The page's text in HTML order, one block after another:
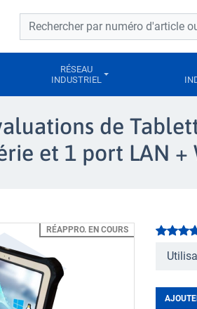
Barre de recherche
Barre de recherche
RÉSEAU
INDUSTRIEL
de
et 1 port LAN +
RÉAPPRO. EN COURS